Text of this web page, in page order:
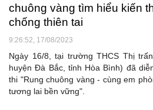
chuông vàng tìm hiểu kiến
chống thiên tai
9:26:52, 17/08/2023
Ngày 16/8, tại trường THCS Thị
huyện Đà Bắc, tỉnh Hòa Bình) đã
thi "Rung chuông vàng - cùng em
tương lai bền vững".